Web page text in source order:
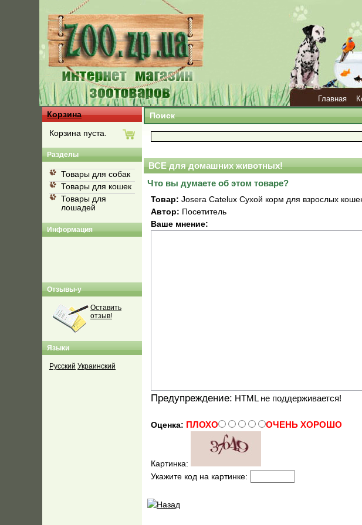
Главная
Корзина
Корзина пуста.
Разделы
Товары для собак
Товары для кошек
Товары для
лошадей
Информация
Отзывы-у
Оставить
отзыв!
Языки
Русский Украинский
Поиск
ВСЕ для домашних животных!
Что вы думаете об этом товаре?
Товар: Josera Catelux Сухой корм для взрослых
Автор: Посетитель
Ваше мнение:
Предупреждение: HTML не поддерживается!
Оценка: ПЛОХО ОЧЕНЬ ХОРОШО
Картинка:
Укажите код на картинке: